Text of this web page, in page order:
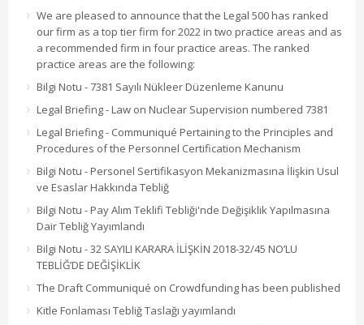
We are pleased to announce that the Legal 500 has ranked
our firm as a top tier firm for 2022 in two practice areas and as
a recommended firm in four practice areas. The ranked
practice areas are the following:
Bilgi Notu - 7381 Sayılı Nükleer Düzenleme Kanunu
Legal Briefing - Law on Nuclear Supervision numbered 7381
Legal Briefing - Communiqué Pertaining to the Principles and
Procedures of the Personnel Certification Mechanism
Bilgi Notu - Personel Sertifikasyon Mekanizmasına İlişkin Usul
ve Esaslar Hakkında Tebliğ
Bilgi Notu - Pay Alım Teklifi Tebliği'nde Değişiklik Yapılmasına
Dair Tebliğ Yayımlandı
Bilgi Notu - 32 SAYILI KARARA İLİŞKİN 2018-32/45 NO’LU
TEBLİĞ’DE DEĞİŞİKLİK
The Draft Communiqué on Crowdfunding has been published
Kitle Fonlaması Tebliğ Taslağı yayımlandı